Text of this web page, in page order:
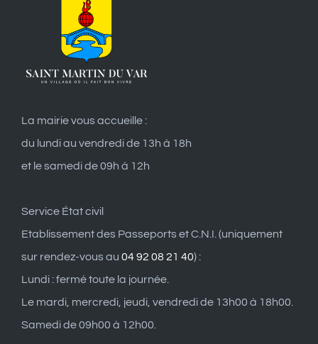
La mairie vous accueille :
du lundi au vendredi de 13h à 18h
et le samedi de 09h à 12h
Service État civil
Etablissement des Passeports et C.N.I. (uniquement
sur rendez-vous au 04 92 08 21 40) :
Lundi : fermé toute la journée.
Le mardi, mercredi, jeudi, vendredi de 13h00 à 18h00.
Samedi de 09h00 à 12h00.